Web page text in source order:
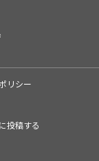
リシー
投稿する